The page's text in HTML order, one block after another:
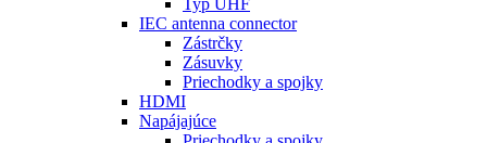
Typ UHF
IEC antenna connector
Zástrčky
Zásuvky
Priechodky a spojky
HDMI
Napájajúce